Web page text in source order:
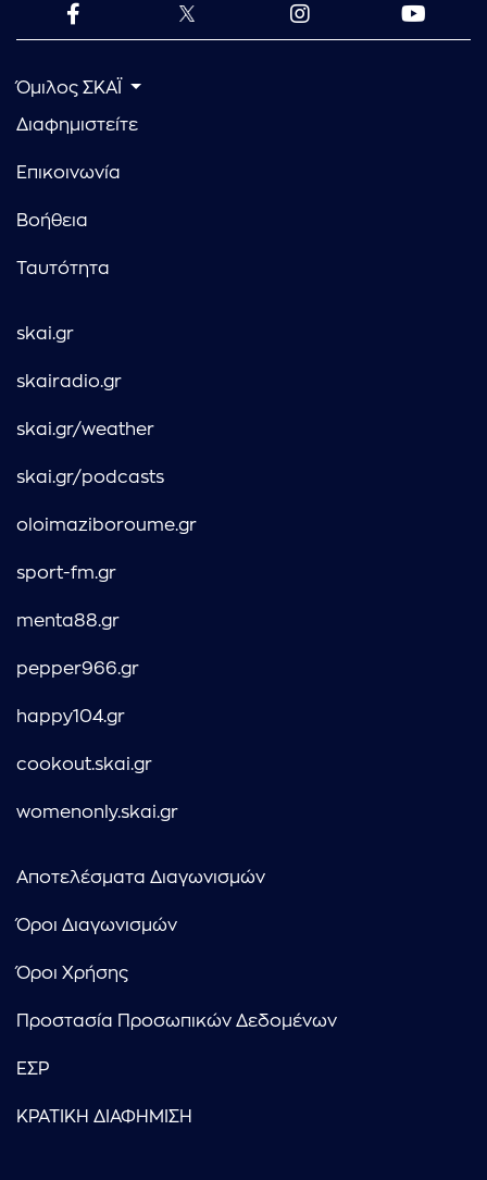
Όμιλος ΣΚΑΪ
Διαφημιστείτε
Επικοινωνία
Βοήθεια
Ταυτότητα
skai.gr
skairadio.gr
skai.gr/weather
skai.gr/podcasts
oloimaziboroume.gr
sport-fm.gr
menta88.gr
pepper966.gr
happy104.gr
cookout.skai.gr
womenonly.skai.gr
Αποτελέσματα Διαγωνισμών
Όροι Διαγωνισμών
Όροι Χρήσης
Προστασία Προσωπικών Δεδομένων
ΕΣΡ
ΚΡΑΤΙΚΗ ΔΙΑΦΗΜΙΣΗ